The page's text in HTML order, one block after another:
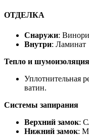
ОТДЕЛКА
Снаружи:
Внутри: Ламинат
Тепло и шумоизоляция
Уплотнительная
ватин.
Системы запирания
Верхний замок:
Нижний замок: